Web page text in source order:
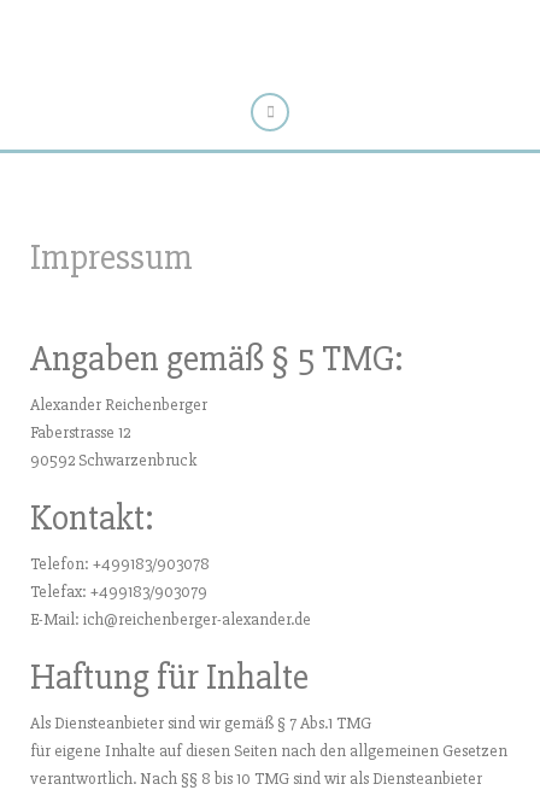
Impressum
Angaben gemäß § 5 TMG:
Alexander Reichenberger
Faberstrasse 12
90592 Schwarzenbruck
Kontakt:
Telefon: +499183/903078
Telefax: +499183/903079
E-Mail: ich@reichenberger-alexander.de
Haftung für Inhalte
Als Diensteanbieter sind wir gemäß § 7 Abs.1 TMG
für eigene Inhalte auf diesen Seiten nach den allgemeinen Gesetzen
verantwortlich. Nach §§ 8 bis 10 TMG sind wir als Diensteanbieter